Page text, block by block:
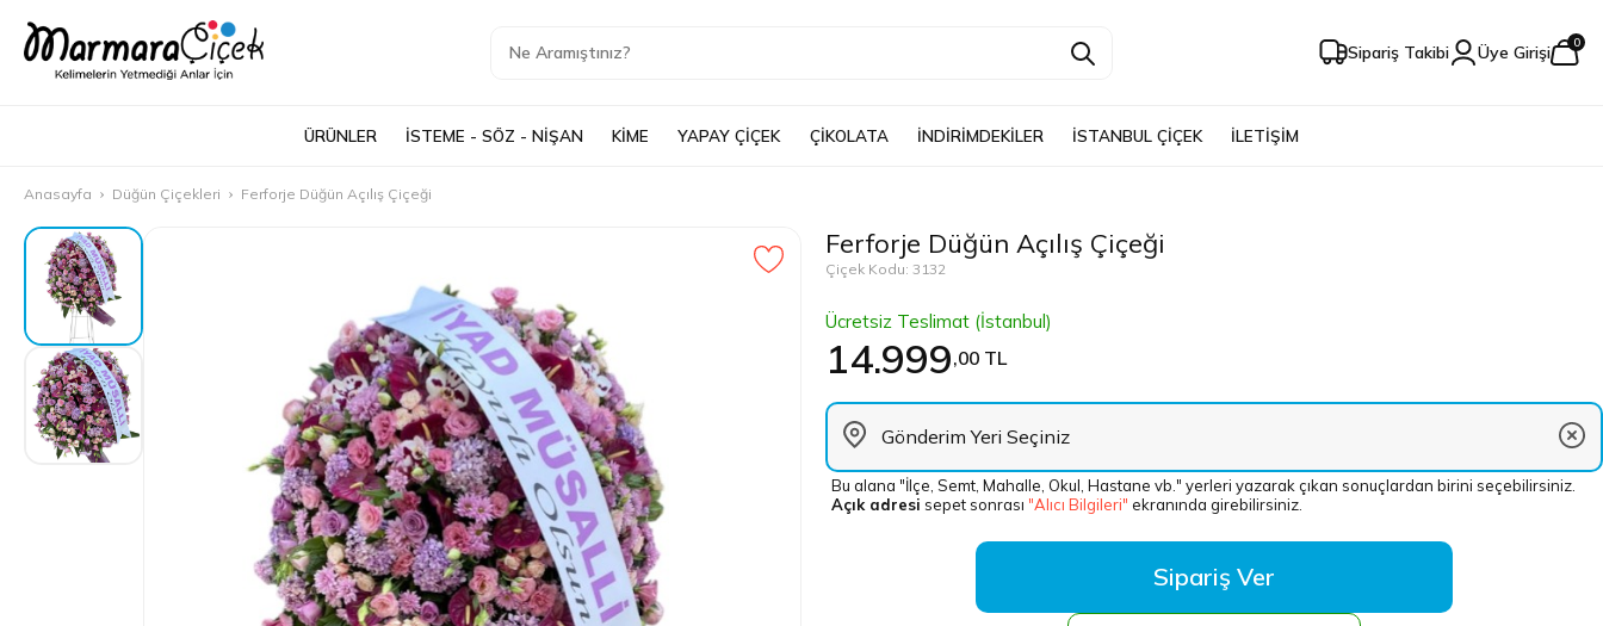
Sipariş Takibi Üye Girişi 0
ÜRÜNLER İSTEME - SÖZ - NİŞAN KİME YAPAY ÇİÇEK ÇİKOLATA İNDİRİMDEKİLER İSTANBUL ÇİÇEK İLETİŞİM
Anasayfa Düğün Çiçekleri Ferforje Düğün Açılış Çiçeği
Ferforje Düğün Açılış Çiçeği
Çiçek Kodu: 3132
Ücretsiz Teslimat (İstanbul)
14.999,00 TL
Bu alana "İlçe, Semt, Mahalle, Okul, Hastane vb." yerleri yazarak çıkan sonuçlardan birini seçebilirsiniz.
Açık adresi sepet sonrası "Alıcı Bilgileri" ekranında girebilirsiniz.
Sipariş Ver